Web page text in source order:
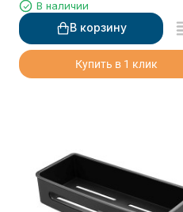
хромированный (9364CH)
В наличии
В корзину
Купить в 1 клик